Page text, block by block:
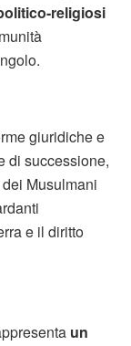
religiosi
giuridiche e
di successione,
Musulmani
e il diritto
un